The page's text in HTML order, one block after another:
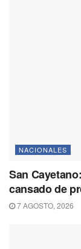
NACIONALES
San
cansado de
7 AGOSTO, 2026